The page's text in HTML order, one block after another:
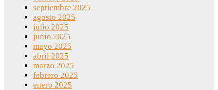
septiembre 2025
agosto 2025
julio 2025
junio 2025
mayo 2025
abril 2025
marzo 2025
febrero 2025
enero 2025